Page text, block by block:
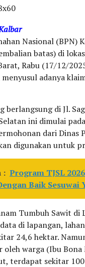
Nasional (BPN)
batas) di
Rabu (17/12/
adanya
berlangsung di Jl.
ini dimulai
dari Dinas
digunakan untuk
: Program TJSL
Baik Sesuwai
Tumbuh Sawit di
di lapangan,
24,6 hektar.
oleh warga (Ibu Bona
terdapat sekitar